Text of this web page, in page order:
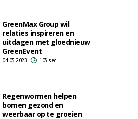
GreenMax Group wil
relaties inspireren en
uitdagen met gloednieuw
GreenEvent
04-05-2023 105 sec
Regenwormen helpen
bomen gezond en
weerbaar op te groeien